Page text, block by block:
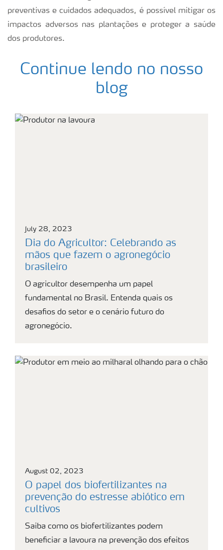
preventivas e cuidados adequados, é possível mitigar os
impactos adversos nas plantações e proteger a saúde
dos produtores.
Continue lendo no nosso
blog
July 28, 2023
Dia do Agricultor: Celebrando as
mãos que fazem o agronegócio
brasileiro
O agricultor desempenha um papel
fundamental no Brasil. Entenda quais os
desafios do setor e o cenário futuro do
agronegócio.
August 02, 2023
O papel dos biofertilizantes na
prevenção do estresse abiótico em
cultivos
Saiba como os biofertilizantes podem
beneficiar a lavoura na prevenção dos efeitos